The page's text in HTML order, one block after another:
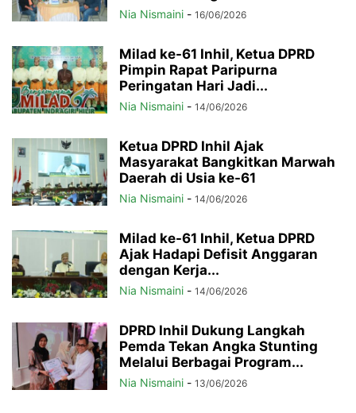
Nia Nismaini - 16/06/2026
Milad ke-61 Inhil, Ketua DPRD
Pimpin Rapat Paripurna
Peringatan Hari Jadi...
Nia Nismaini - 14/06/2026
Ketua DPRD Inhil Ajak
Masyarakat Bangkitkan Marwah
Daerah di Usia ke-61
Nia Nismaini - 14/06/2026
Milad ke-61 Inhil, Ketua DPRD
Ajak Hadapi Defisit Anggaran
dengan Kerja...
Nia Nismaini - 14/06/2026
DPRD Inhil Dukung Langkah
Pemda Tekan Angka Stunting
Melalui Berbagai Program...
Nia Nismaini - 13/06/2026